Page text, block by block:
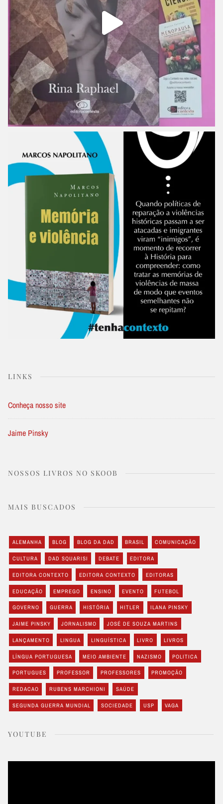
LINKS
Conheça nosso site
Jaime Pinsky
NOSSOS LIVROS NO SKOOB
MAIS BUSCADOS
ALEMANHA BLOG BLOG DA DAD BRASIL COMUNICAÇÃO
CULTURA DAD SQUARISI DEBATE EDITORA
EDITORA CONTEXTO EDITORA CONTEXTO EDITORAS
EDUCAÇÃO EMPREGO ENSINO EVENTO FUTEBOL
GOVERNO GUERRA HISTÓRIA HITLER ILANA PINSKY
JAIME PINSKY JORNALISMO JOSÉ DE SOUZA MARTINS
LANÇAMENTO LINGUA LINGUÍSTICA LIVRO LIVROS
LÍNGUA PORTUGUESA MEIO AMBIENTE NAZISMO POLITICA
PORTUGUES PROFESSOR PROFESSORES PROMOÇÃO
REDACAO RUBENS MARCHIONI SAÚDE
SEGUNDA GUERRA MUNDIAL SOCIEDADE USP VAGA
YOUTUBE